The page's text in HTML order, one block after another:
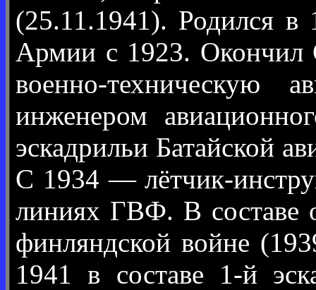
(25.11.1941). Родился
Армии с 1923. Окончил
военно-техническую
инженером
эскадрильи Батайской
С 1934 — лётчик-
линиях ГВФ. В составе
финляндской войне
1941 в составе 1-й